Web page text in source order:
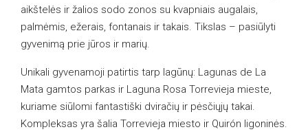
aikštelės ir žalios sodo zonos su kvapniais augalais,
palmėmis, ežerais, fontanais ir takais. Tikslas – pasiūlyti
gyvenimą prie jūros ir marių.
Unikali gyvenamoji patirtis tarp lagūnų: Lagunas de La
Mata gamtos parkas ir Laguna Rosa Torrevieja mieste,
kuriame siūlomi fantastiški dviračių ir pėsčiųjų takai.
Kompleksas yra šalia Torrevieja miesto ir Quirón ligoninės.